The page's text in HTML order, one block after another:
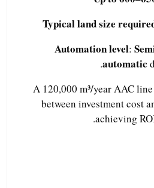
Typical land size
Automation level :
automatic
A 120,000 m³/year AAC
between investment cost
achieving
.